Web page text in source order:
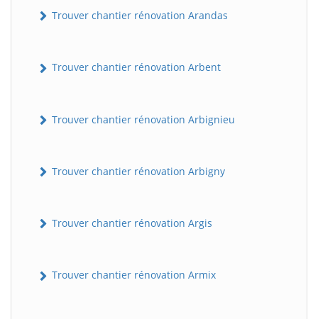
Trouver chantier rénovation Arandas
Trouver chantier rénovation Arbent
Trouver chantier rénovation Arbignieu
Trouver chantier rénovation Arbigny
Trouver chantier rénovation Argis
Trouver chantier rénovation Armix